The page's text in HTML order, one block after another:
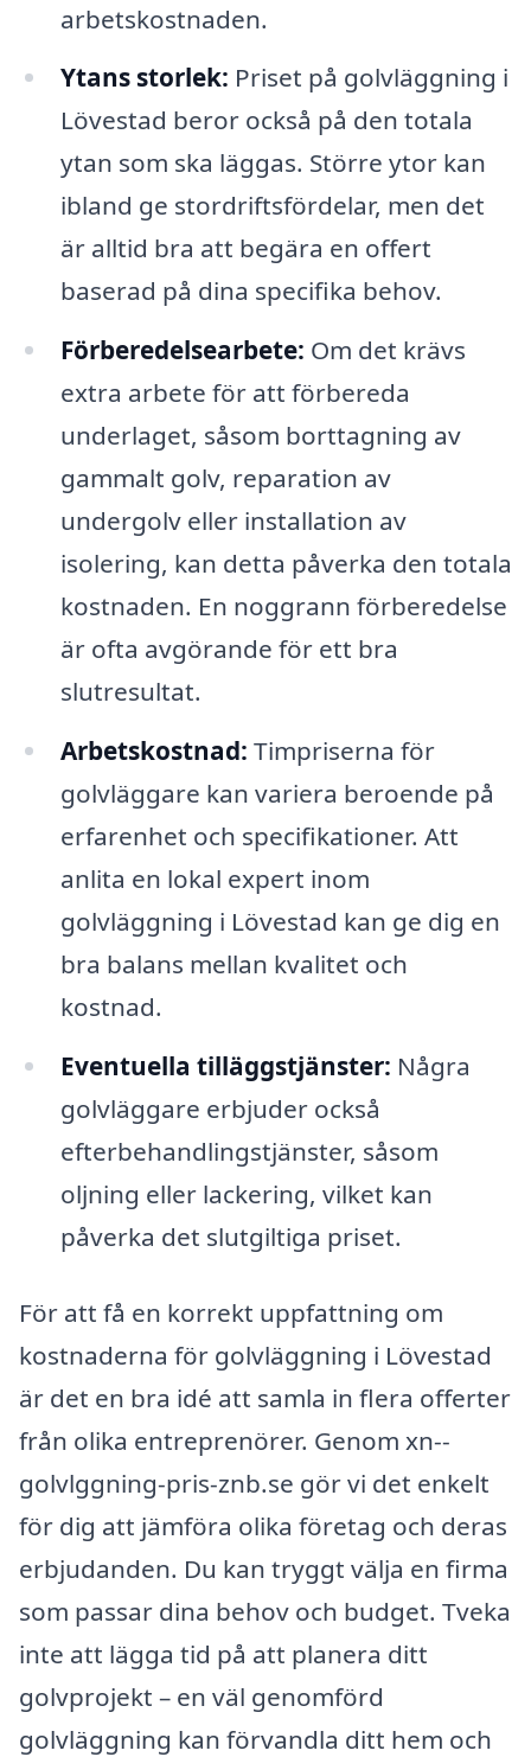
arbetskostnaden.
Ytans storlek: Priset på golvläggning i
Lövestad beror också på den totala
ytan som ska läggas. Större ytor kan
ibland ge stordriftsfördelar, men det
är alltid bra att begära en offert
baserad på dina specifika behov.
Förberedelsearbete: Om det krävs
extra arbete för att förbereda
underlaget, såsom borttagning av
gammalt golv, reparation av
undergolv eller installation av
isolering, kan detta påverka den totala
kostnaden. En noggrann förberedelse
är ofta avgörande för ett bra
slutresultat.
Arbetskostnad: Timpriserna för
golvläggare kan variera beroende på
erfarenhet och specifikationer. Att
anlita en lokal expert inom
golvläggning i Lövestad kan ge dig en
bra balans mellan kvalitet och
kostnad.
Eventuella tilläggstjänster: Några
golvläggare erbjuder också
efterbehandlingstjänster, såsom
oljning eller lackering, vilket kan
påverka det slutgiltiga priset.
För att få en korrekt uppfattning om
kostnaderna för golvläggning i Lövestad
är det en bra idé att samla in flera offerter
från olika entreprenörer. Genom xn--
golvlggning-pris-znb.se gör vi det enkelt
för dig att jämföra olika företag och deras
erbjudanden. Du kan tryggt välja en firma
som passar dina behov och budget. Tveka
inte att lägga tid på att planera ditt
golvprojekt – en väl genomförd
golvläggning kan förvandla ditt hem och